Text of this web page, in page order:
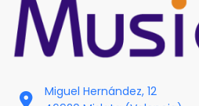
Miguel Hernández, 12